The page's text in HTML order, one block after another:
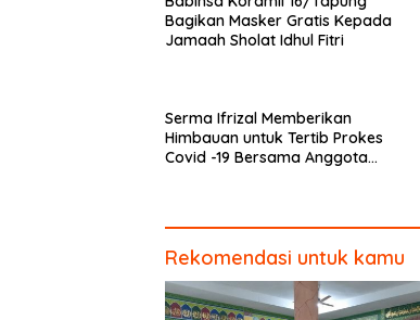
Bagikan Masker Gratis Kepada
Jamaah Sholat Idhul Fitri
Serma Ifrizal Memberikan
Himbauan untuk Tertib Prokes
Covid -19 Bersama Anggota
Rekomendasi untuk kamu